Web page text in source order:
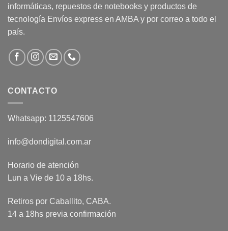
informáticas, repuestos de notebooks y productos de
tecnología Envíos express en AMBA y por correo a todo el
país.
CONTACTO
Whatsapp: 1125547606
info@dondigital.com.ar
Horario de atención
Lun a Vie de 10 a 18hs.
Retiros por Caballito, CABA.
14 a 18hs previa confirmación